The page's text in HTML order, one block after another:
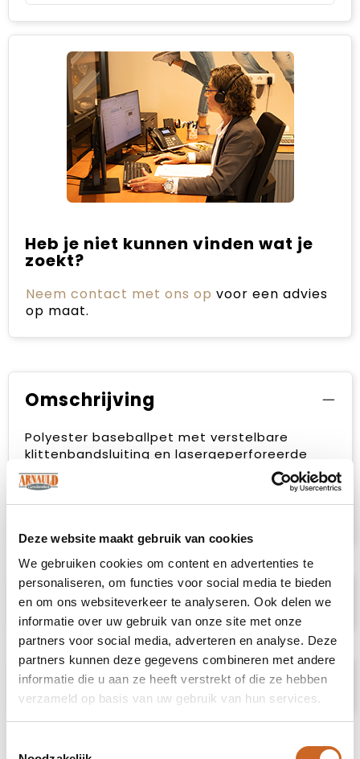
Deze website maakt gebruik van cookies
We gebruiken cookies om content en advertenties te
personaliseren, om functies voor social media te bieden
en om ons websiteverkeer te analyseren. Ook delen we
informatie over uw gebruik van onze site met onze
partners voor social media, adverteren en analyse. Deze
partners kunnen deze gegevens combineren met andere
informatie die u aan ze heeft verstrekt of die ze hebben
verzameld op basis van uw gebruik van hun services.
Heb je niet kunnen vinden wat je
zoekt?
Neem contact met ons op voor een advies
op maat.
Omschrijving
Polyester baseballpet met verstelbare
klittenbandsluiting en lasergeperforeerde
gaten met 2 geborduurde oogjes in
bijpassende kleur. 5 panelen. Het item is
sneldrogend, zweet- en waterafstotend. 130
Specificaties
Prijsspecificaties